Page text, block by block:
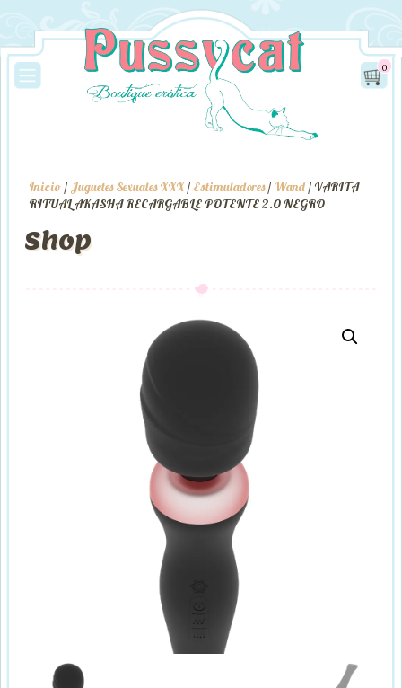
0
Inicio / Juguetes Sexuales XXX / Estimuladores/ Wand / VARITA
RITUAL AKASHA RECARGABLE POTENTE 2.0 NEGRO
Shop